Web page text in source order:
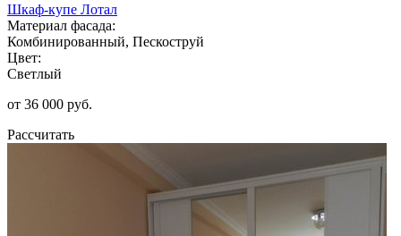
Шкаф-купе Лотал
Материал фасада:
Комбинированный, Пескоструй
Цвет:
Светлый
от 36 000 руб.
Рассчитать